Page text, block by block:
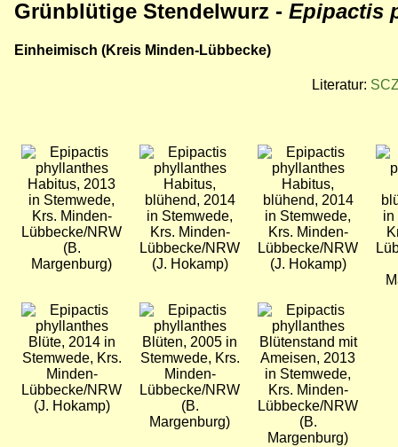
Grünblütige Stendelwurz - Epipactis
Einheimisch (Kreis Minden-Lübbecke)
Literatur:
Bild
Habitus, 2013
in Stemwede,
Krs. Minden-
Lübbecke/NRW
(B.
Margenburg)
Bild
Habitus,
blühend, 2014
in Stemwede,
Krs. Minden-
Lübbecke/NRW
(J. Hokamp)
Bild
Habitus,
blühend, 2014
in Stemwede,
Krs. Minden-
Lübbecke/NRW
(J. Hokamp)
in
Bild
Blüte, 2014 in
Stemwede, Krs.
Minden-
Lübbecke/NRW
(J. Hokamp)
Bild
Blüten, 2005 in
Stemwede, Krs.
Minden-
Lübbecke/NRW
(B.
Margenburg)
Bild
Blütenstand mit
Ameisen, 2013
in Stemwede,
Krs. Minden-
Lübbecke/NRW
(B.
Margenburg)